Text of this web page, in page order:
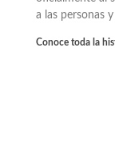
a las personas
Conoce toda la